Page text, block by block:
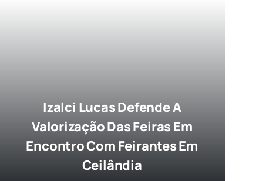
Izalci Lucas Defende A
Valorização Das Feiras Em
Encontro Com Feirantes Em
Ceilândia